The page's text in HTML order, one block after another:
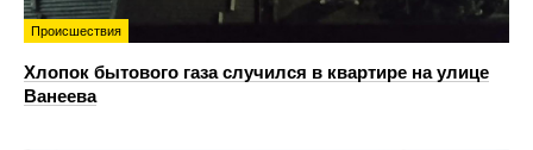
Происшествия
Хлопок бытового газа случился в квартире на улице
Ванеева